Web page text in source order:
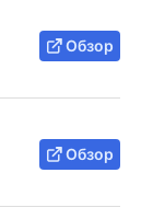
Обзор
Обзор